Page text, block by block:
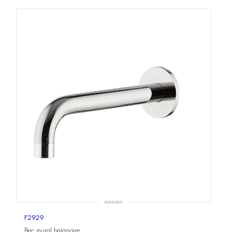
MAXIMA
F2929
Bec mural baignoire